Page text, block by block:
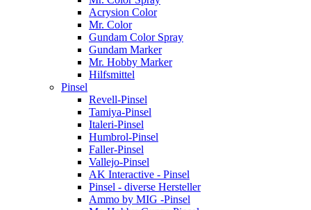
Acrysion Color
Mr. Color
Gundam Color Spray
Gundam Marker
Mr. Hobby Marker
Hilfsmittel
Pinsel
Revell-Pinsel
Tamiya-Pinsel
Italeri-Pinsel
Humbrol-Pinsel
Faller-Pinsel
Vallejo-Pinsel
AK Interactive - Pinsel
Pinsel - diverse Hersteller
Ammo by MIG -Pinsel